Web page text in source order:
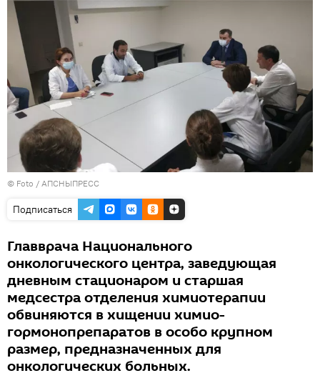
© Foto / АПСНЫПРЕСС
Подписаться
Главврача Национального
онкологического центра, заведующая
дневным стационаром и старшая
медсестра отделения химиотерапии
обвиняются в хищении химио-
гормонопрепаратов в особо крупном
размер, предназначенных для
онкологических больных.